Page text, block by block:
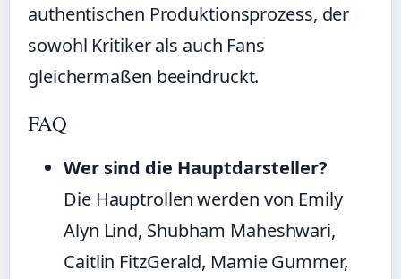
authentischen Produktionsprozess, der
sowohl Kritiker als auch Fans
gleichermaßen beeindruckt.
FAQ
Wer sind die Hauptdarsteller?
Die Hauptrollen werden von Emily
Alyn Lind, Shubham Maheshwari,
Caitlin FitzGerald, Mamie Gummer,